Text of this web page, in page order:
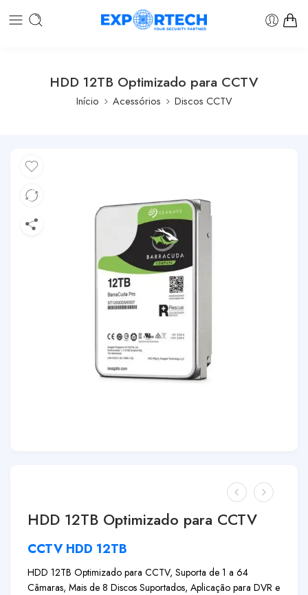
HDD 12TB Optimizado para CCTV
Início Acessórios Discos CCTV
HDD 12TB Optimizado para CCTV
CCTV HDD 12TB
HDD 12TB Optimizado para CCTV, Suporta de 1 a 64
Câmaras, Mais de 8 Discos Suportados, Aplicação para DVR e